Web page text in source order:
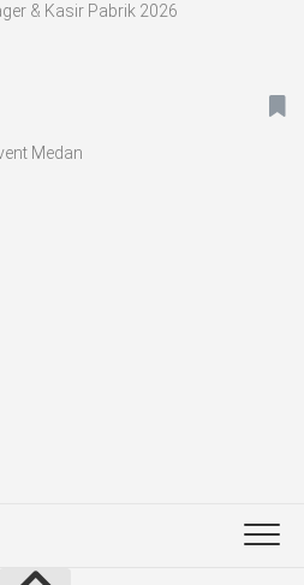
& Kasir Pabrik 2026
Medan